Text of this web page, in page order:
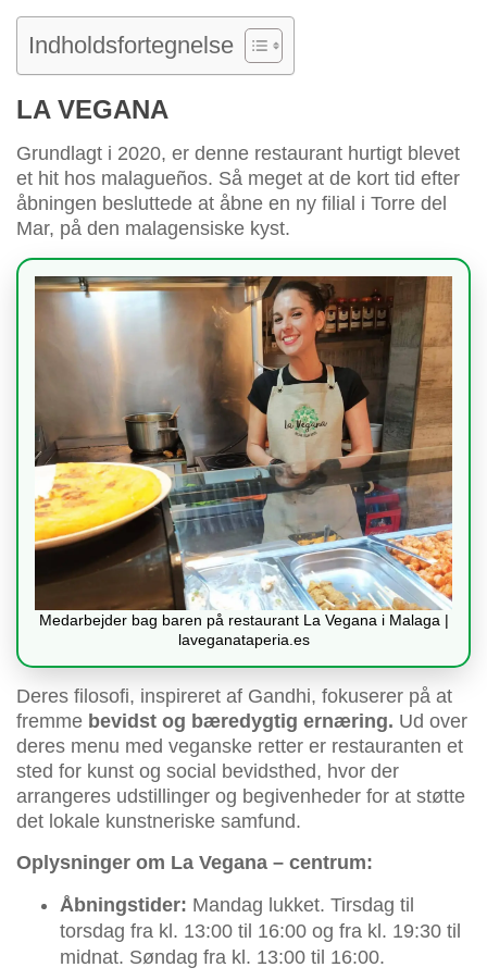
Indholdsfortegnelse
LA VEGANA
Grundlagt i 2020, er denne restaurant hurtigt blevet
et hit hos malagueños. Så meget at de kort tid efter
åbningen besluttede at åbne en ny filial i Torre del
Mar, på den malagensiske kyst.
Medarbejder bag baren på restaurant La Vegana i Malaga |
laveganataperia.es
Deres filosofi, inspireret af Gandhi, fokuserer på at
fremme bevidst og bæredygtig ernæring. Ud over
deres menu med veganske retter er restauranten et
sted for kunst og social bevidsthed, hvor der
arrangeres udstillinger og begivenheder for at støtte
det lokale kunstneriske samfund.
Oplysninger om La Vegana – centrum:
Åbningstider: Mandag lukket. Tirsdag til
torsdag fra kl. 13:00 til 16:00 og fra kl. 19:30 til
midnat. Søndag fra kl. 13:00 til 16:00.